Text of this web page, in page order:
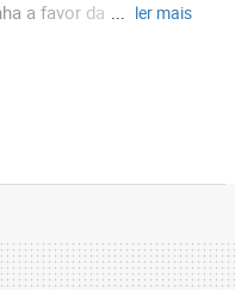
a favor da
sem efeitos,
ler mais